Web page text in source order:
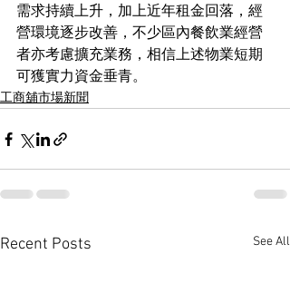
需求持續上升，加上近年租金回落，經
營環境逐步改善，不少區內餐飲業經營
者亦考慮擴充業務，相信上述物業短期
可獲實力資金垂青。
工商舖市場新聞
Recent Posts See All